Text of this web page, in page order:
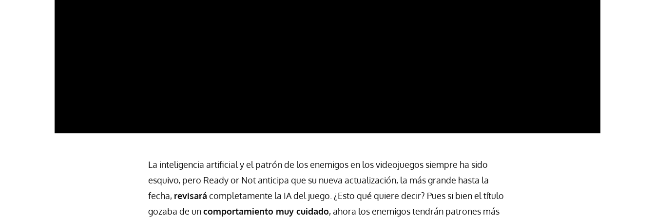
La inteligencia artificial y el patrón de los enemigos en los videojuegos siempre ha sido
esquivo, pero Ready or Not anticipa que su nueva actualización, la más grande hasta la
fecha, revisará completamente la IA del juego. ¿Esto qué quiere decir? Pues si bien el título
gozaba de uncomportamiento muy cuidado, ahora los enemigos tendrán patrones más